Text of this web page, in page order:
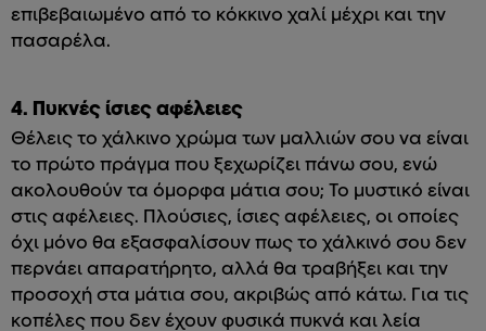
επιβεβαιωμένο από το κόκκινο χαλί μέχρι και την
πασαρέλα.
4. Πυκνές ίσιες αφέλειες
Θέλεις το χάλκινο χρώμα των μαλλιών σου να είναι
το πρώτο πράγμα που ξεχωρίζει πάνω σου, ενώ
ακολουθούν τα όμορφα μάτια σου; Το μυστικό είναι
στις αφέλειες. Πλούσιες, ίσιες αφέλειες, οι οποίες
όχι μόνο θα εξασφαλίσουν πως το χάλκινό σου δεν
περνάει απαρατήρητο, αλλά θα τραβήξει και την
προσοχή στα μάτια σου, ακριβώς από κάτω. Για τις
κοπέλες που δεν έχουν φυσικά πυκνά και λεία